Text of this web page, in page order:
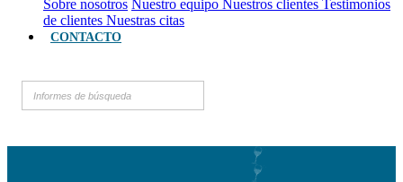
Sobre nosotros Nuestro equipo Nuestros clientes Testimonios
de clientes Nuestras citas
CONTACTO